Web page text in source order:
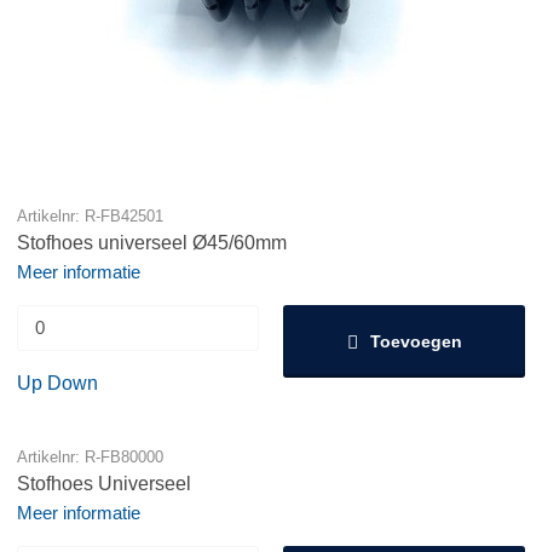
Artikelnr: R-FB42501
Stofhoes universeel Ø45/60mm
Meer informatie
Up Down
Toevoegen
Artikelnr: R-FB80000
Stofhoes Universeel
Meer informatie